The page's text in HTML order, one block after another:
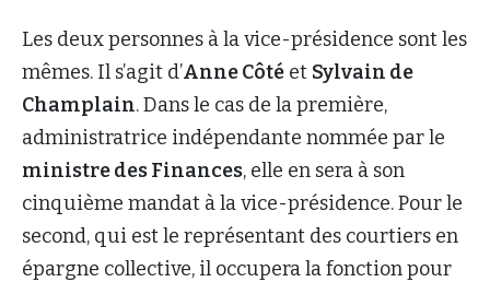
Les deux personnes à la vice-présidence sont les
mêmes. Il s’agit d’Anne Côté et Sylvain de
Champlain. Dans le cas de la première,
administratrice indépendante nommée par le
ministre des Finances, elle en sera à son
cinquième mandat à la vice-présidence. Pour le
second, qui est le représentant des courtiers en
épargne collective, il occupera la fonction pour